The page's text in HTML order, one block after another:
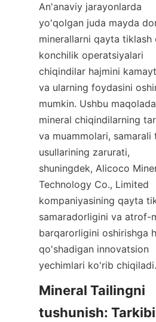
An'anaviy jarayonlarda
yo'qolgan juda mayda
minerallarni qayta tiklash
konchilik operatsiyalari
chiqindilar hajmini
va ularning foydasini
mumkin. Ushbu maqolada
mineral chiqindilarning
va muammolari, samarali
usullarining zarurati,
shuningdek, Alicoco
Technology Co., Limited
kompaniyasining qayta
samaradorligini va atrof-
barqarorligini oshirishga
qo'shadigan innovatsion
yechimlari ko'rib chiqiladi.
Mineral Tailingni
tushunish: